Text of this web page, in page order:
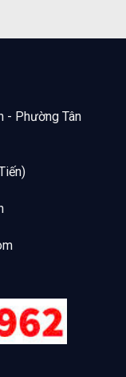
- Phường Tân